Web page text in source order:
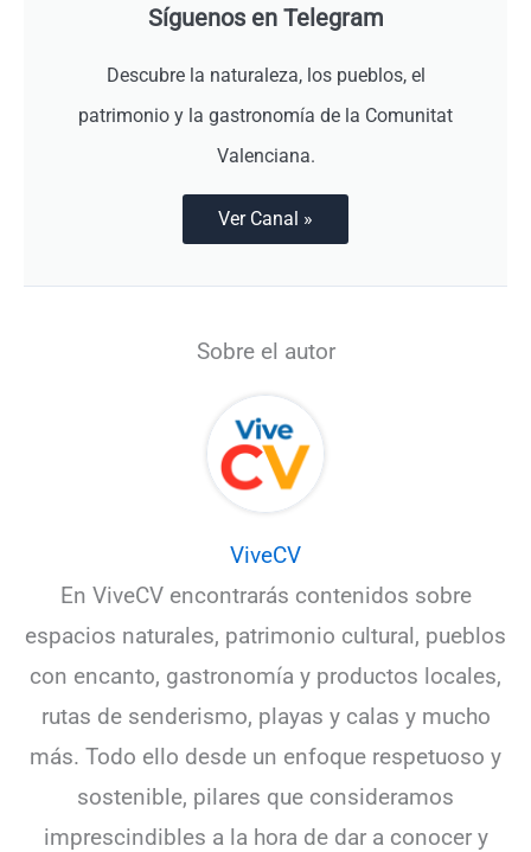
Síguenos en Telegram
Descubre la naturaleza, los pueblos, el
patrimonio y la gastronomía de la Comunitat
Valenciana.
Ver Canal »
Sobre el autor
ViveCV
En ViveCV encontrarás contenidos sobre
espacios naturales, patrimonio cultural, pueblos
con encanto, gastronomía y productos locales,
rutas de senderismo, playas y calas y mucho
más. Todo ello desde un enfoque respetuoso y
sostenible, pilares que consideramos
imprescindibles a la hora de dar a conocer y